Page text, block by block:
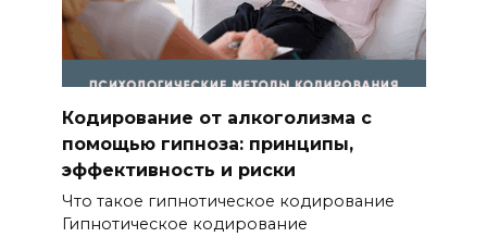
Кодирование от алкоголизма с
помощью гипноза: принципы,
эффективность и риски
Что такое гипнотическое кодирование
Гипнотическое кодирование